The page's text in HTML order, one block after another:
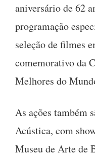
aniversário de 62
programação
seleção de filmes
comemorativo da
Melhores do
As ações também
Acústica, com
Museu de Arte de